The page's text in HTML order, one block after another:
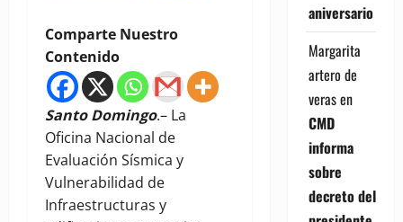
Comparte Nuestro
Contenido
Santo Domingo.– La
Oficina Nacional de
Evaluación Sísmica y
Vulnerabilidad de
Infraestructuras y
aniversario
Margarita
artero de
verasen
CMD
informa
sobre
decreto del